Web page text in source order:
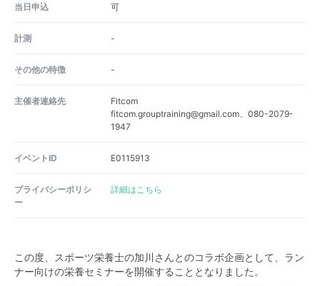
当日申込 可
計測 -
その他の特徴 -
主催者連絡先
Fitcom
fitcom.grouptraining@gmail.com、080-2079-
1947
イベントID E0115913
プライバシーポリシ
ー
詳細はこちら
この度、スポーツ栄養士の加川さんとのコラボ企画として、ラン
ナー向けの栄養セミナーを開催することとなりました。